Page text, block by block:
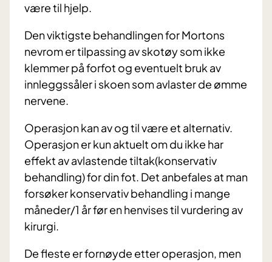
være til hjelp.
Den viktigste behandlingen for Mortons
nevrom er tilpassing av skotøy som ikke
klemmer på forfot og eventuelt bruk av
innleggssåler i skoen som avlaster de ømme
nervene.
Operasjon kan av og til være et alternativ.
Operasjon er kun aktuelt om du ikke har
effekt av avlastende tiltak(konservativ
behandling) for din fot. Det anbefales at man
forsøker konservativ behandling i mange
måneder/1 år før en henvises til vurdering av
kirurgi.
De fleste er fornøyde etter operasjon, men